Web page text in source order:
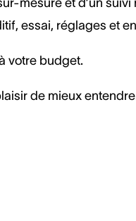
essai, réglages et
votre budget.
de mieux